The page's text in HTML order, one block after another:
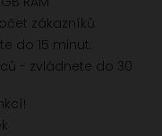
zákazníků.
do 15 minut.
- zvládnete do 30